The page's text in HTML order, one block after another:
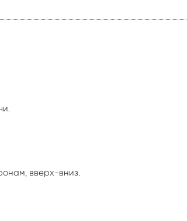
вверх-вниз.